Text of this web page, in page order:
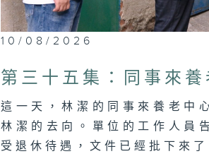
10/08/2026
第三十五集：同事來
這一天，林潔的同事來養老中
林潔的去向。單位的工作人員
受退休待遇，文件已經批下來